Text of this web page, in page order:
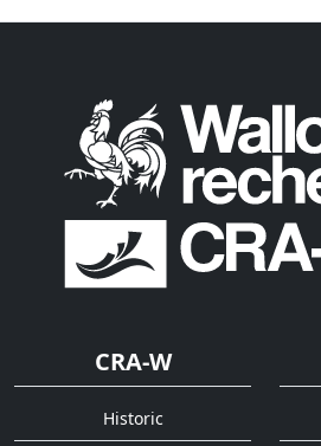
CRA-W
Historic